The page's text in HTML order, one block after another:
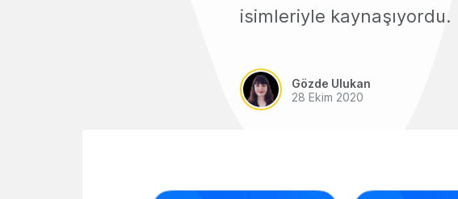
isimleriyle kaynaşıyordu.
Gözde Ulukan
28 Ekim 2020